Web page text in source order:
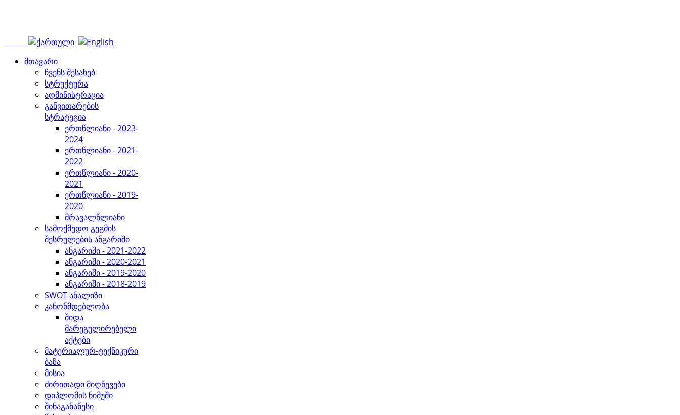
მთავარი
ჩვენს შესახებ
სტრუქტურა
ადმინისტრაცია
განვითარების
სტრატეგია
ერთწლიანი - 2023-
2024
ერთწლიანი - 2021-
2022
ერთწლიანი - 2020-
2021
ერთწლიანი - 2019-
2020
მრავალწლიანი
სამოქმედო გეგმის
შესრულების ანგარიში
ანგარიში - 2021-2022
ანგარიში - 2020-2021
ანგარიში - 2019-2020
ანგარიში - 2018-2019
SWOT ანალიზი
კანონმდებლობა
შიდა
მარეგულირებელი
აქტები
მატერიალურ-ტექნიკური
ბაზა
მისია
ძირითადი მიღწევები
დიპლომის ნიმუში
შინაგანაწესი